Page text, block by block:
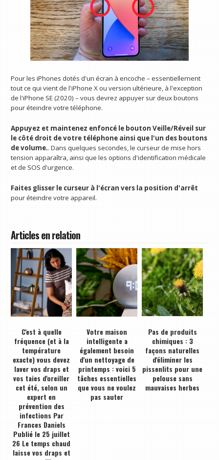
Pour les iPhones dotés d'un écran à encoche – essentiellement
tout ce qui vient de l'iPhone X ou version ultérieure, à l'exception
de l'iPhone SE (2020) – vous devrez appuyer sur deux boutons
pour éteindre votre téléphone.
Appuyez et maintenez enfoncé le bouton Veille/Réveil sur
le côté droit de votre téléphone ainsi que l'un des boutons
de volume.. Dans quelques secondes, le curseur de mise hors
tension apparaîtra, ainsi que les options d'identification médicale
et de SOS d'urgence.
Faites glisser le curseur à l'écran vers la position d'arrêt
pour éteindre votre appareil.
Articles en relation
C'est à quelle
fréquence (et à la
température
exacte) vous devez
laver vos draps et
vos taies d'oreiller
cet été, selon un
expert en
prévention des
infections Par
Frances Daniels
Publié le 25 juillet
26 Le temps chaud
laisse vos draps et
Votre maison
intelligente a
également besoin
d'un nettoyage de
printemps : voici 5
tâches essentielles
que vous ne voulez
pas sauter
Pas de produits
chimiques : 3
façons naturelles
d'éliminer les
pissenlits pour une
pelouse sans
mauvaises herbes